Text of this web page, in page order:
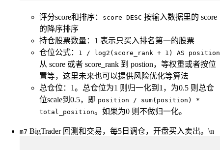
评分score和排序： score DESC 按输入数据里的 score
的降序排序
持仓股票数量：1 表示只买入排名第一的股票
仓位公式：
1 / log2(score_rank + 1) AS position
从 score 或者 score_rank 到 postion，等权重或者按位
置等，这里未来也可以提供风险优化等算法
总仓位：1。总仓位为1 则归一化到1，为0.5 则总仓
位scale到0.5，即 position / sum(position) *
total_position。如果为0 则不做归一化。
m7 BigTrader 回测和交易，每5日调仓，开盘买入卖出。\n